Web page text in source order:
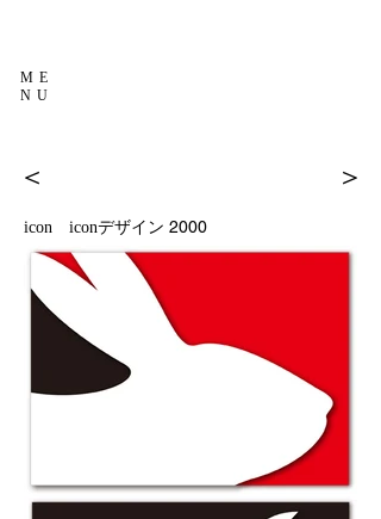
ME
NU
＜ ＞
icon iconデザイン 2000